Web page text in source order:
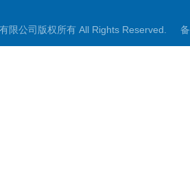
限公司版权所有 All Rights Reserved.